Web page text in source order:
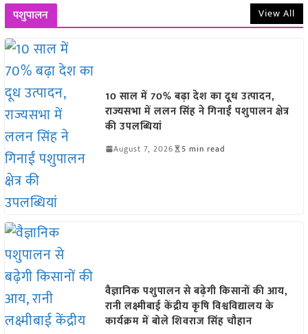
पशुपालन View All
10 साल में 70% बढ़ा देश का दूध उत्पादन,
राज्यसभा में ललन सिंह ने गिनाईं पशुपालन क्षेत्र
की उपलब्धियां
August 7, 2026 5 min read
वैज्ञानिक पशुपालन से बढ़ेगी किसानों की आय,
रानी लक्ष्मीबाई केंद्रीय कृषि विश्वविद्यालय के
कार्यक्रम में बोले शिवराज सिंह चौहान